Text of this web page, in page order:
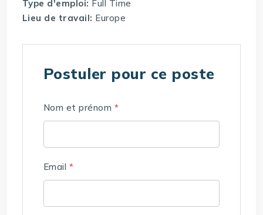
Type d'emploi: Full Time
Lieu de travail: Europe
Postuler pour ce poste
Nom et prénom *
Email *